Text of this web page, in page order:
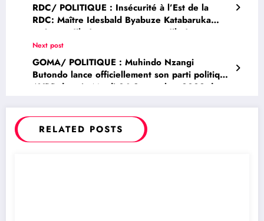
RDC/ POLITIQUE : Insécurité à l’Est de la
RDC: Maître Idesbald Byabuze Katabaruka
estime qu’il n’a pas eu tort et qu’il n’a pas tort
d’avoir interpellé la Communauté
Internationale déjà en Septembre 2020
Next post
GOMA/ POLITIQUE : Muhindo Nzangi
Butondo lance officiellement son parti politique
AVRP demain Mardi 06 Septembre 2022 dans
RELATED POSTS